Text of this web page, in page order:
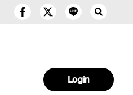
Login